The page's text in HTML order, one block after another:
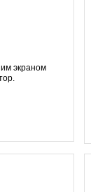
экраном